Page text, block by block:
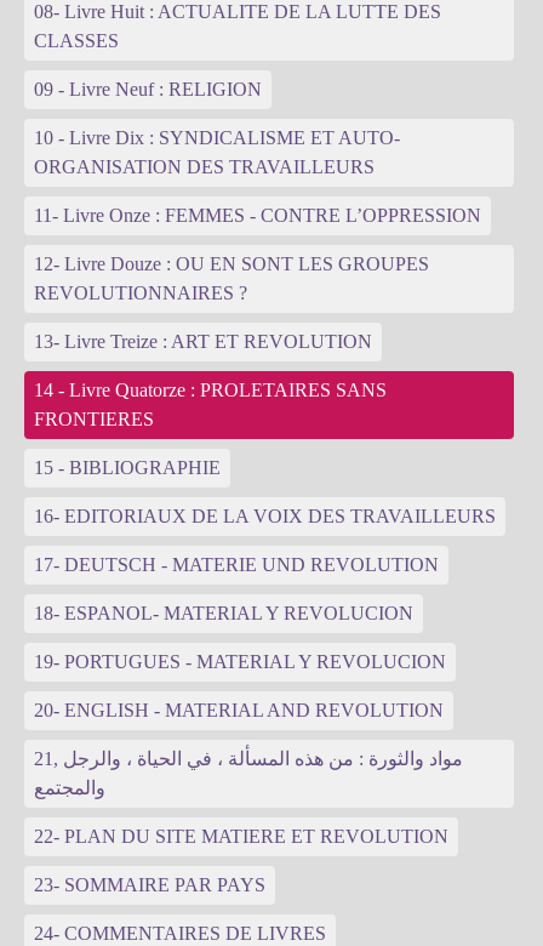
08- Livre Huit : ACTUALITE DE LA LUTTE DES
CLASSES
09 - Livre Neuf : RELIGION
10 - Livre Dix : SYNDICALISME ET AUTO-
ORGANISATION DES TRAVAILLEURS
11- Livre Onze : FEMMES - CONTRE L’OPPRESSION
12- Livre Douze : OU EN SONT LES GROUPES
REVOLUTIONNAIRES ?
13- Livre Treize : ART ET REVOLUTION
14 - Livre Quatorze : PROLETAIRES SANS
FRONTIERES
15 - BIBLIOGRAPHIE
16- EDITORIAUX DE LA VOIX DES TRAVAILLEURS
17- DEUTSCH - MATERIE UND REVOLUTION
18- ESPANOL- MATERIAL Y REVOLUCION
19- PORTUGUES - MATERIAL Y REVOLUCION
20- ENGLISH - MATERIAL AND REVOLUTION
21, مواد والثورة : من هذه المسألة ، في الحياة ، والرجل
والمجتمع
22- PLAN DU SITE MATIERE ET REVOLUTION
23- SOMMAIRE PAR PAYS
24- COMMENTAIRES DE LIVRES